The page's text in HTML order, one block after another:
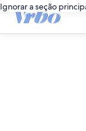
Ignorar a seção